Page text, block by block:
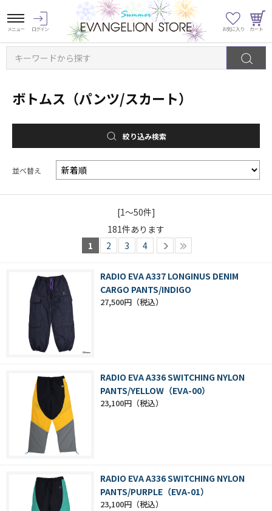
キーワードから探す
ボトムス（パンツ/スカート）
絞り込み検索
並べ替え
[1～50件]
181件あります
1
2 3 4
RADIO EVA A337 LONGINUS DENIM
CARGO PANTS/INDIGO
27,500円
RADIO EVA A336 SWITCHING NYLON
PANTS/YELLOW（EVA-00）
23,100円
RADIO EVA A336 SWITCHING NYLON
PANTS/PURPLE（EVA-01）
23,100円